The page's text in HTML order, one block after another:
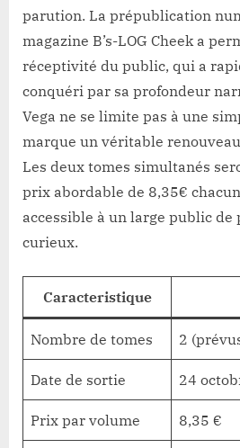
parution. La prépublication
magazine B’s-LOG Cheek a
réceptivité du public, qui a
conquéri par sa profondeur
Vega ne se limite pas à une
marque un véritable
Les deux tomes simultanés
prix abordable de 8,35€
accessible à un large public de
curieux.
Caracteristique
Nombre de tomes 2
Date de sortie 24
Prix par volume 8,35 €